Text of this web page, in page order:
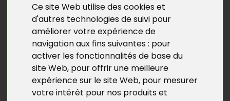
Ce site Web utilise des cookies et
d'autres technologies de suivi pour
améliorer votre expérience de
navigation aux fins suivantes : pour
activer les fonctionnalités de base du
site Web, pour offrir une meilleure
expérience sur le site Web, pour mesurer
votre intérêt pour nos produits et
Conscience collective
pour le salut de la
planète